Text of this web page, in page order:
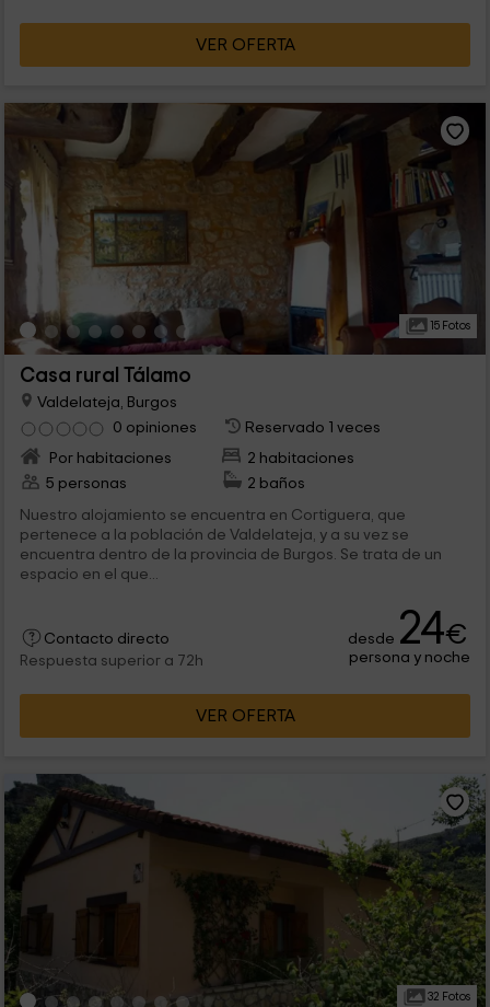
VER OFERTA
15 Fotos
Casa rural Tálamo
Valdelateja, Burgos
0 opiniones
Reservado 1 veces
Por habitaciones
2 habitaciones
5 personas
2 baños
Nuestro alojamiento se encuentra en Cortiguera, que
pertenece a la población de Valdelateja, y a su vez se
encuentra dentro de la provincia de Burgos. Se trata de un
espacio en el que...
Contacto directo
Respuesta superior a 72h
desde 24€
persona y noche
VER OFERTA
32 Fotos